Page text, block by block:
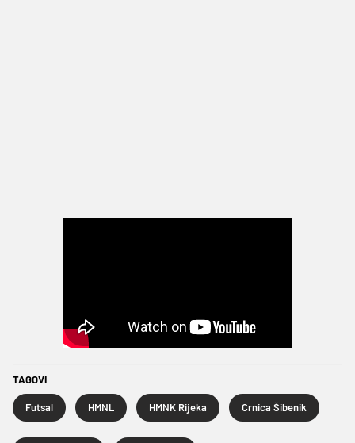
TAGOVI
Futsal HMNL HMNK Rijeka Crnica Šibenik